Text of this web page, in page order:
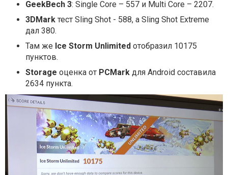
GeekBech 3: Single Core – 557 и Multi Core – 2207.
3DMark тест Sling Shot - 588, а Sling Shot Extreme
дал 380.
Там же Ice Storm Unlimited отобразил 10175
пунктов.
Storage оценка от PCMark для Android составила
2634 пункта.